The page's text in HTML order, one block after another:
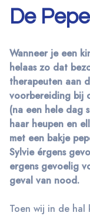
De
Wanneer je een
helaas zo dat
therapeuten aan
voorbereiding bij
(na een hele dag
haar heupen en
met een bakje
Sylvie érgens
ergens gevoelig
geval van nood.
Toen wij in de hal